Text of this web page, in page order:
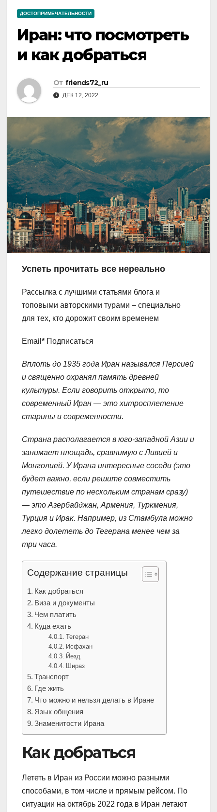
ДОСТОПРИМЕЧАТЕЛЬНОСТИ
Иран: что посмотреть
и как добраться
От friends72_ru
ДЕК 12, 2022
Успеть прочитать все нереально
Рассылка с лучшими статьями блога и
топовыми авторскими турами – специально
для тех, кто дорожит своим временем
Email * Подписаться
Вплоть до 1935 года Иран назывался Персией
и священно охранял память древней
культуры. Если говорить открыто, то
современный Иран — это хитросплетение
старины и современности.
Страна располагается в юго-западной Азии и
занимает площадь, сравнимую с Ливией и
Монголией. У Ирана интересные соседи (это
будет важно, если решите совместить
путешествие по нескольким странам сразу)
— это Азербайджан, Армения, Туркмения,
Турция и Ирак. Например, из Стамбула можно
легко долететь до Тегерана менее чем за
три часа.
Содержание страницы
Как добраться
Виза и документы
Чем платить
Куда ехать
Тегеран
Исфахан
Йезд
Шираз
Транспорт
Где жить
Что можно и нельзя делать в Иране
Язык общения
Знаменитости Ирана
Как добраться
Лететь в Иран из России можно разными
способами, в том числе и прямым рейсом. По
ситуации на октябрь 2022 года в Иран летают